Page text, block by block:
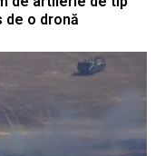
de o dronă